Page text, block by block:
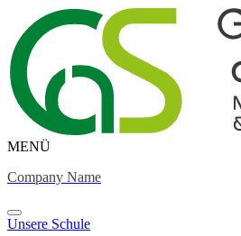
MENÜ
Company Name
Unsere Schule